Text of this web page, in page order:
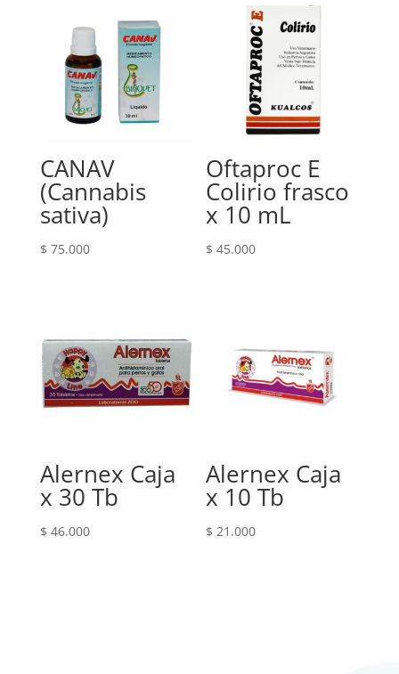
CANAV
(Cannabis
sativa)
$ 75.000
Oftaproc E
Colirio frasco
x 10 mL
$ 45.000
Alernex Caja
x 30 Tb
$ 46.000
Alernex Caja
x 10 Tb
$ 21.000